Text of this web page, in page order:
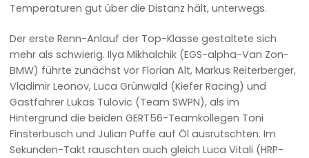
Temperaturen gut über die Distanz hält, unterwegs.
Der erste Renn-Anlauf der Top-Klasse gestaltete sich
mehr als schwierig. Ilya Mikhalchik (EGS-alpha-Van Zon-
BMW) führte zunächst vor Florian Alt, Markus Reiterberger,
Vladimir Leonov, Luca Grünwald (Kiefer Racing) und
Gastfahrer Lukas Tulovic (Team SWPN), als im
Hintergrund die beiden GERT56-Teamkollegen Toni
Finsterbusch und Julian Puffe auf Öl ausrutschten. Im
Sekunden-Takt rauschten auch gleich Luca Vitali (HRP-